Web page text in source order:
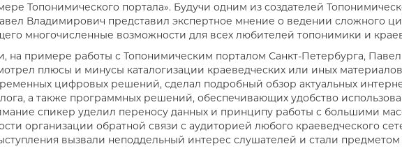
Топонимического портала». Будучи одним из создателей
Владимирович представил экспертное мнение о ведении сложного
многочисленные возможности для всех любителей топонимики и
на примере работы с Топонимическим порталом Санкт-Петербурга, Павел
плюсы и минусы каталогизации краеведческих или иных
цифровых решений, сделал подробный обзор актуальных
а также программных решений, обеспечивающих удобство
спикер уделил переносу данных и принципу работы с большими
организации обратной связи с аудиторией любого краеведческого
вызвали неподдельный интерес слушателей и стали